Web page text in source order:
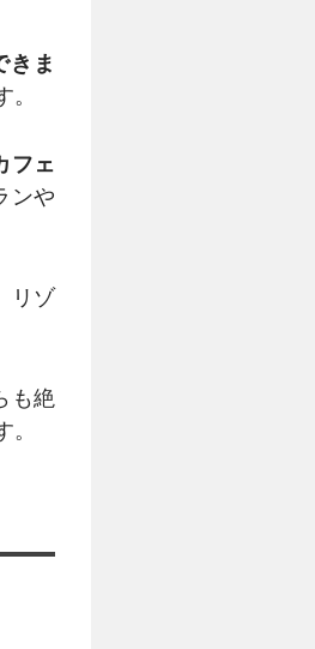
きま
フェ
ンや
リゾ
も絶